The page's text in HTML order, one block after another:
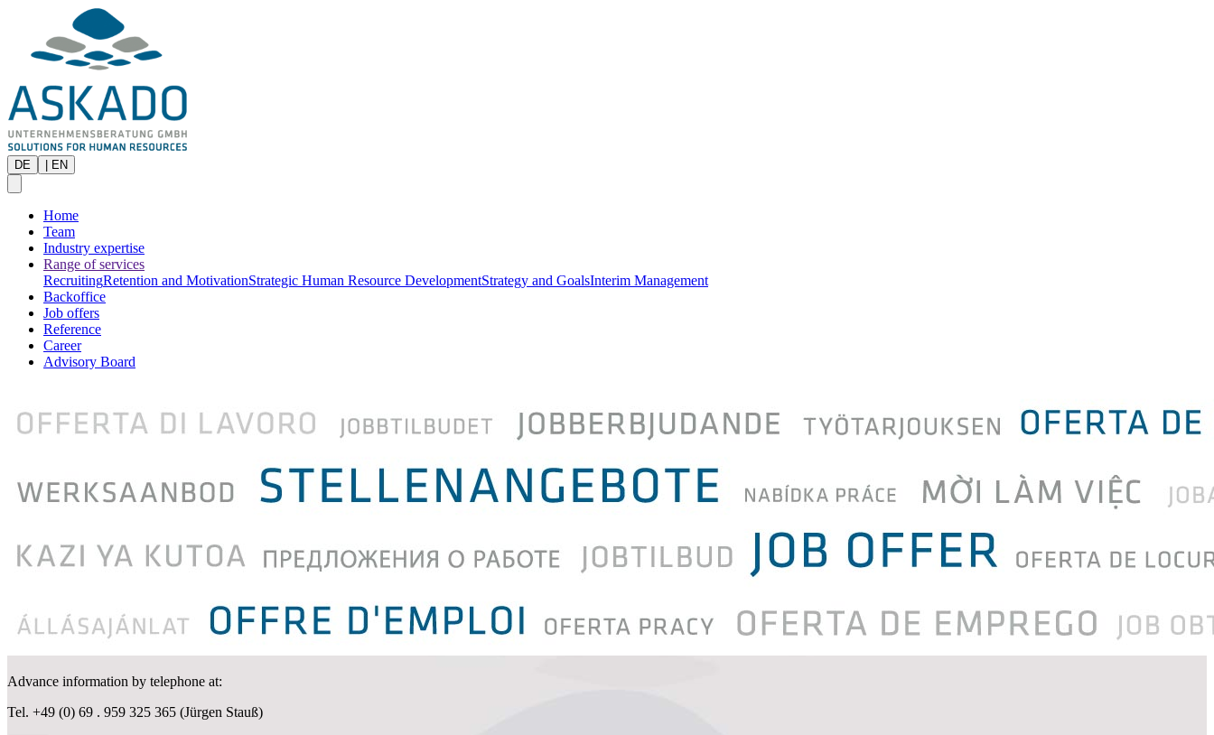
DE EN
Home
Team
Industry expertise
Range of services
RecruitingRetention and MotivationStrategic Human Resource DevelopmentStrategy and GoalsInterim Management
Backoffice
Job offers
Reference
Career
Advisory Board
Advance information by telephone at:
Tel. +49 (0) 69 . 959 325 365 (Jürgen Stauß)